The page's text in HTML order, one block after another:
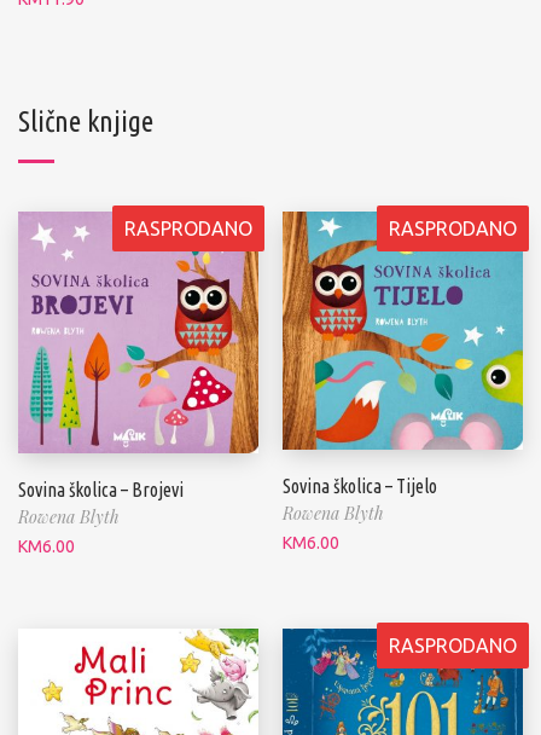
Slične knjige
RASPRODANO
Sovina školica – Brojevi
Rowena Blyth
KM6.00
RASPRODANO
Sovina školica – Tijelo
Rowena Blyth
KM6.00
RASPRODANO